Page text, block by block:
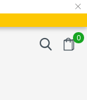
×
0
Vaak volgende